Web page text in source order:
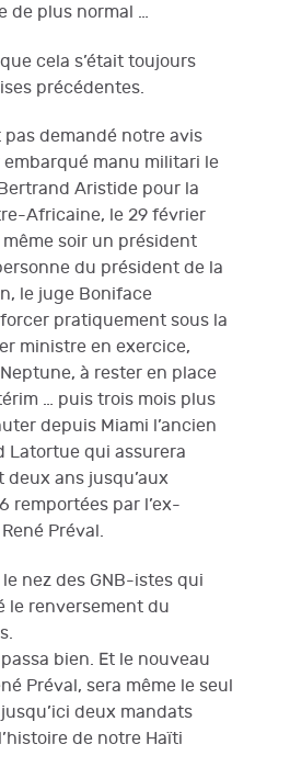
de plus normal …
cela s’était toujours
précédentes.
pas demandé notre avis
embarqué manu militari le
Aristide pour la
Africaine, le 29 février
soir un président
du président de la
le juge Boniface
pratiquement sous la
ministre en exercice,
à rester en place
… puis trois mois plus
depuis Miami l’ancien
Latortue qui assurera
deux ans jusqu’aux
remportées par l’ex-
Préval.
nez des GNB-istes qui
le renversement du
bien. Et le nouveau
Préval, sera même le seul
deux mandats
de notre Haïti